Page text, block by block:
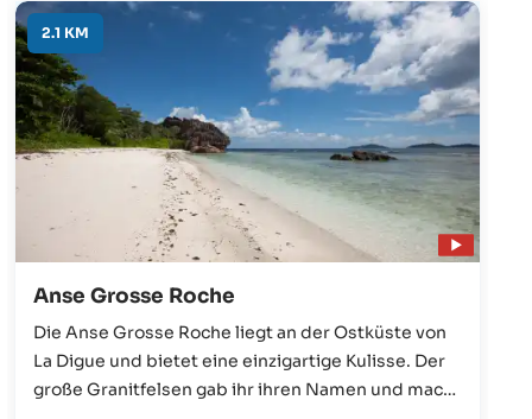
hier hohe Wellen und sehr starke Strömungen.
2.1 KM
Anse Grosse Roche
Die Anse Grosse Roche liegt an der Ostküste von
La Digue und bietet eine einzigartige Kulisse. Der
große Granitfelsen gab ihr ihren Namen und macht